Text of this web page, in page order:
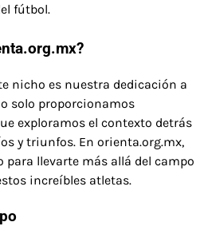
fútbol.
nicho es nuestra dedicación a
solo proporcionamos
exploramos el contexto detrás
y triunfos. En orienta.org.mx,
llevarte más allá del campo
increíbles atletas.